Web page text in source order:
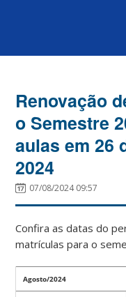
Renovação
o Semestre
aulas em 26
2024
07/08/2024 09:57
Confira as datas do
matrículas para o
Agosto/2024